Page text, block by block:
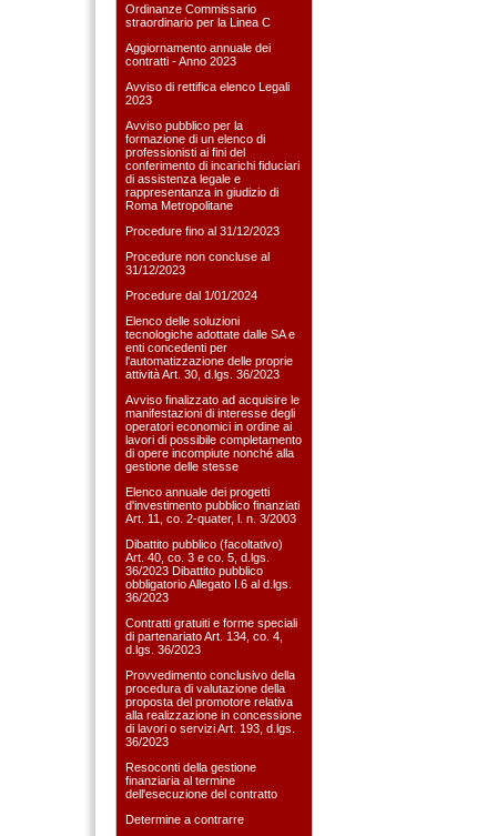
Ordinanze Commissario
straordinario per la Linea C
Aggiornamento annuale dei
contratti - Anno 2023
Avviso di rettifica elenco Legali
2023
Avviso pubblico per la
formazione di un elenco di
professionisti ai fini del
conferimento di incarichi fiduciari
di assistenza legale e
rappresentanza in giudizio di
Roma Metropolitane
Procedure fino al 31/12/2023
Procedure non concluse al
31/12/2023
Procedure dal 1/01/2024
Elenco delle soluzioni
tecnologiche adottate dalle SA e
enti concedenti per
l'automatizzazione delle proprie
attività Art. 30, d.lgs. 36/2023
Avviso finalizzato ad acquisire le
manifestazioni di interesse degli
operatori economici in ordine ai
lavori di possibile completamento
di opere incompiute nonché alla
gestione delle stesse
Elenco annuale dei progetti
d'investimento pubblico finanziati
Art. 11, co. 2-quater, l. n. 3/2003
Dibattito pubblico (facoltativo)
Art. 40, co. 3 e co. 5, d.lgs.
36/2023 Dibattito pubblico
obbligatorio Allegato I.6 al d.lgs.
36/2023
Contratti gratuiti e forme speciali
di partenariato Art. 134, co. 4,
d.lgs. 36/2023
Provvedimento conclusivo della
procedura di valutazione della
proposta del promotore relativa
alla realizzazione in concessione
di lavori o servizi Art. 193, d.lgs.
36/2023
Resoconti della gestione
finanziaria al termine
dell'esecuzione del contratto
Determine a contrarre